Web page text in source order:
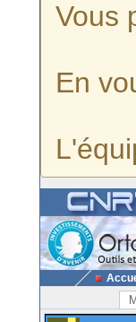
Vous
En